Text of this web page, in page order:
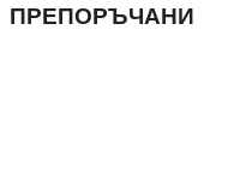
ПРЕПОРЪЧАНИ